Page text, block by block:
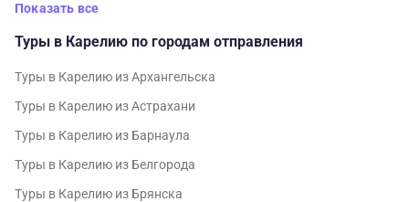
Показать все
Туры в Карелию по городам отправления
Туры в Карелию из Архангельска
Туры в Карелию из Астрахани
Туры в Карелию из Барнаула
Туры в Карелию из Белгорода
Туры в Карелию из Брянска